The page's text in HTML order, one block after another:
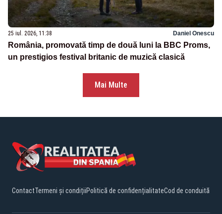
25 iul. 2026, 11:38 Daniel Onescu
România, promovată timp de două luni la BBC Proms,
un prestigios festival britanic de muzică clasică
Mai Multe
ContactTermeni și condițiiPolitică de confidențialitateCod de conduită